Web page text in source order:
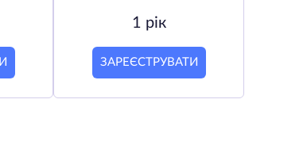
1 рік
ЗАРЕЄСТРУВАТИ